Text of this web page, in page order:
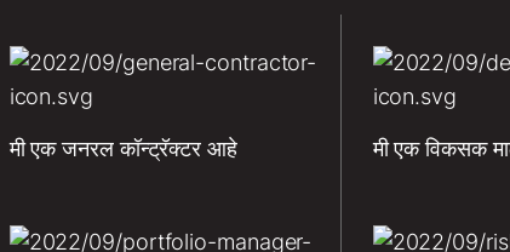
मी एक जनरल कॉन्ट्रॅक्टर आहे मी एक विकसक